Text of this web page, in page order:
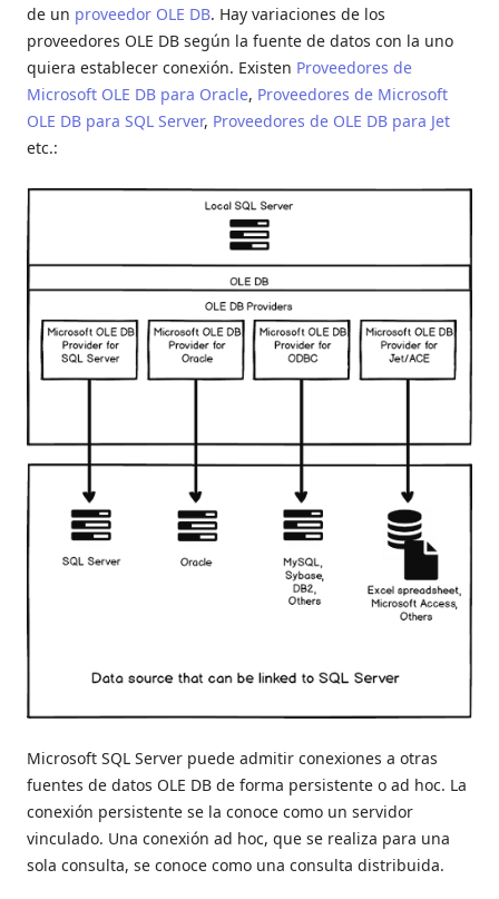
de un proveedor OLE DB. Hay variaciones de los
proveedores OLE DB según la fuente de datos con la uno
quiera establecer conexión. Existen Proveedores de
Microsoft OLE DB para Oracle, Proveedores de Microsoft
OLE DB para SQL Server, Proveedores de OLE DB para Jet
etc.:
Microsoft SQL Server puede admitir conexiones a otras
fuentes de datos OLE DB de forma persistente o ad hoc. La
conexión persistente se la conoce como un servidor
vinculado. Una conexión ad hoc, que se realiza para una
sola consulta, se conoce como una consulta distribuida.